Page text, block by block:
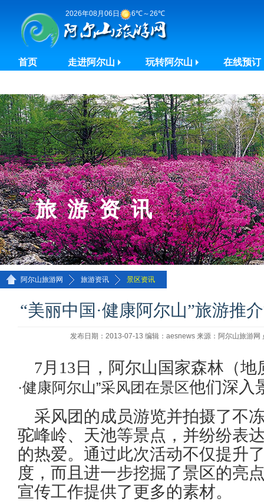
2026年08月06日 6℃～26℃
首页 走进阿尔山 玩转阿尔山 在线预订
旅游资讯
阿尔山旅游网 >> 旅游资讯 >> 景区资讯
“美丽中国·健康阿尔山”旅游推
发布日期：2013-07-13 编辑：aesnews 来源：阿尔山旅游网
7月13日，阿尔山国家森林（地
·健康阿尔山”采风团在景区他们深入
采风团的成员游览并拍摄了不
驼峰岭、天池等景点，并纷纷表
的热爱。通过此次活动不仅提升
度，而且进一步挖掘了景区的亮
宣传工作提供了更多的素材。